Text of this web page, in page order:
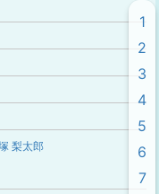
梨太郎
1
2
3
4
5
6
7